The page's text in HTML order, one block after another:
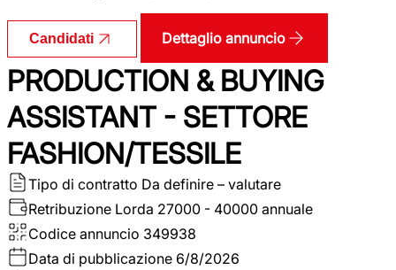
Candidati Dettaglio annuncio
PRODUCTION & BUYING
ASSISTANT - SETTORE
FASHION/TESSILE
Tipo di contratto Da definire – valutare
Retribuzione Lorda 27000 - 40000 annuale
Codice annuncio 349938
Data di pubblicazione 6/8/2026